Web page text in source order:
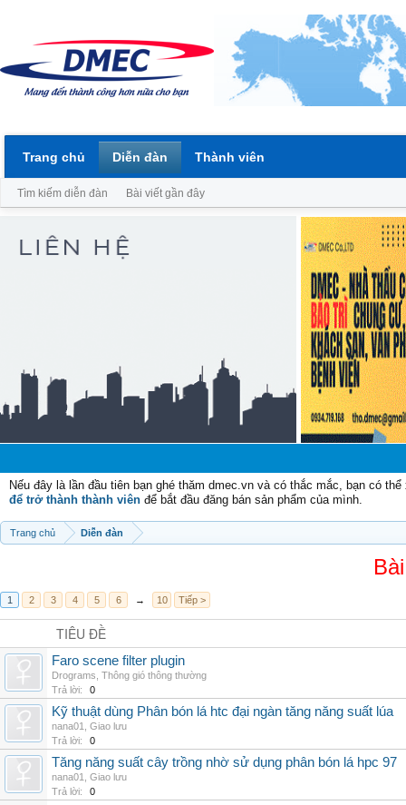
Nếu đây là lần đầu tiên bạn ghé thăm dmec.vn và có thắc mắc, bạn có
để trở thành thành viên để bắt đầu đăng bán sản phẩm của mình.
Trang chủ Diễn đàn
1 2 3 4 5 6 → 10 Tiếp >
TIÊU ĐỀ
Faro scene filter plugin
Drograms Thông gió thông thường
Trả lời:
0
Kỹ thuật dùng Phân bón lá htc đại ngàn tăng năng suất lúa
nana01
Giao lưu
Trả lời:
0
Tăng năng suất cây trồng nhờ sử dụng phân bón lá hpc 97
nana01
Giao lưu
Trả lời:
0
Trang chủ Diễn đàn
Tìm kiếm diễn đàn Bài viết gần đây
Thành viên